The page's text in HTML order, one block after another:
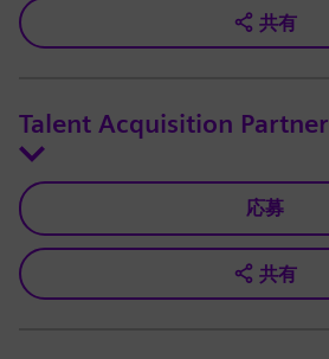
共有
Talent Acquisition Partner
応募
共有